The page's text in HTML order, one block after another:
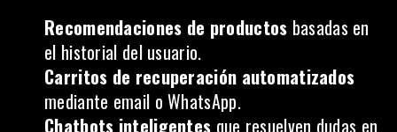
Recomendaciones de productos basadas en
el historial del usuario.
Carritos de recuperación automatizados
mediante email o WhatsApp.
Chatbots inteligentes que resuelven dudas en